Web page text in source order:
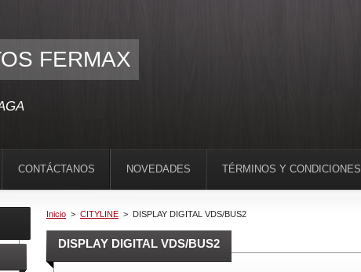
FERMAX
Inicio > CITYLINE > DISPLAY DIGITAL VDS/BUS2
DISPLAY DIGITAL VDS/BUS2
CONTÁCTANOS NOVEDADES TÉRMINOS Y CONDICIONES